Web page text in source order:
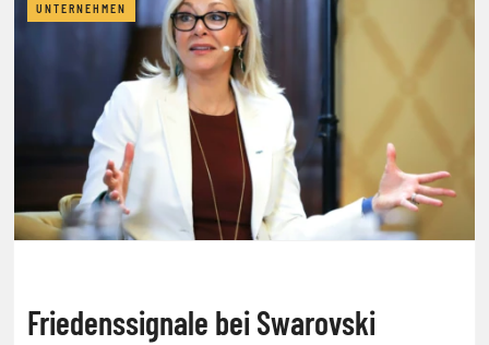
UNTERNEHMEN
Friedenssignale bei Swarovski